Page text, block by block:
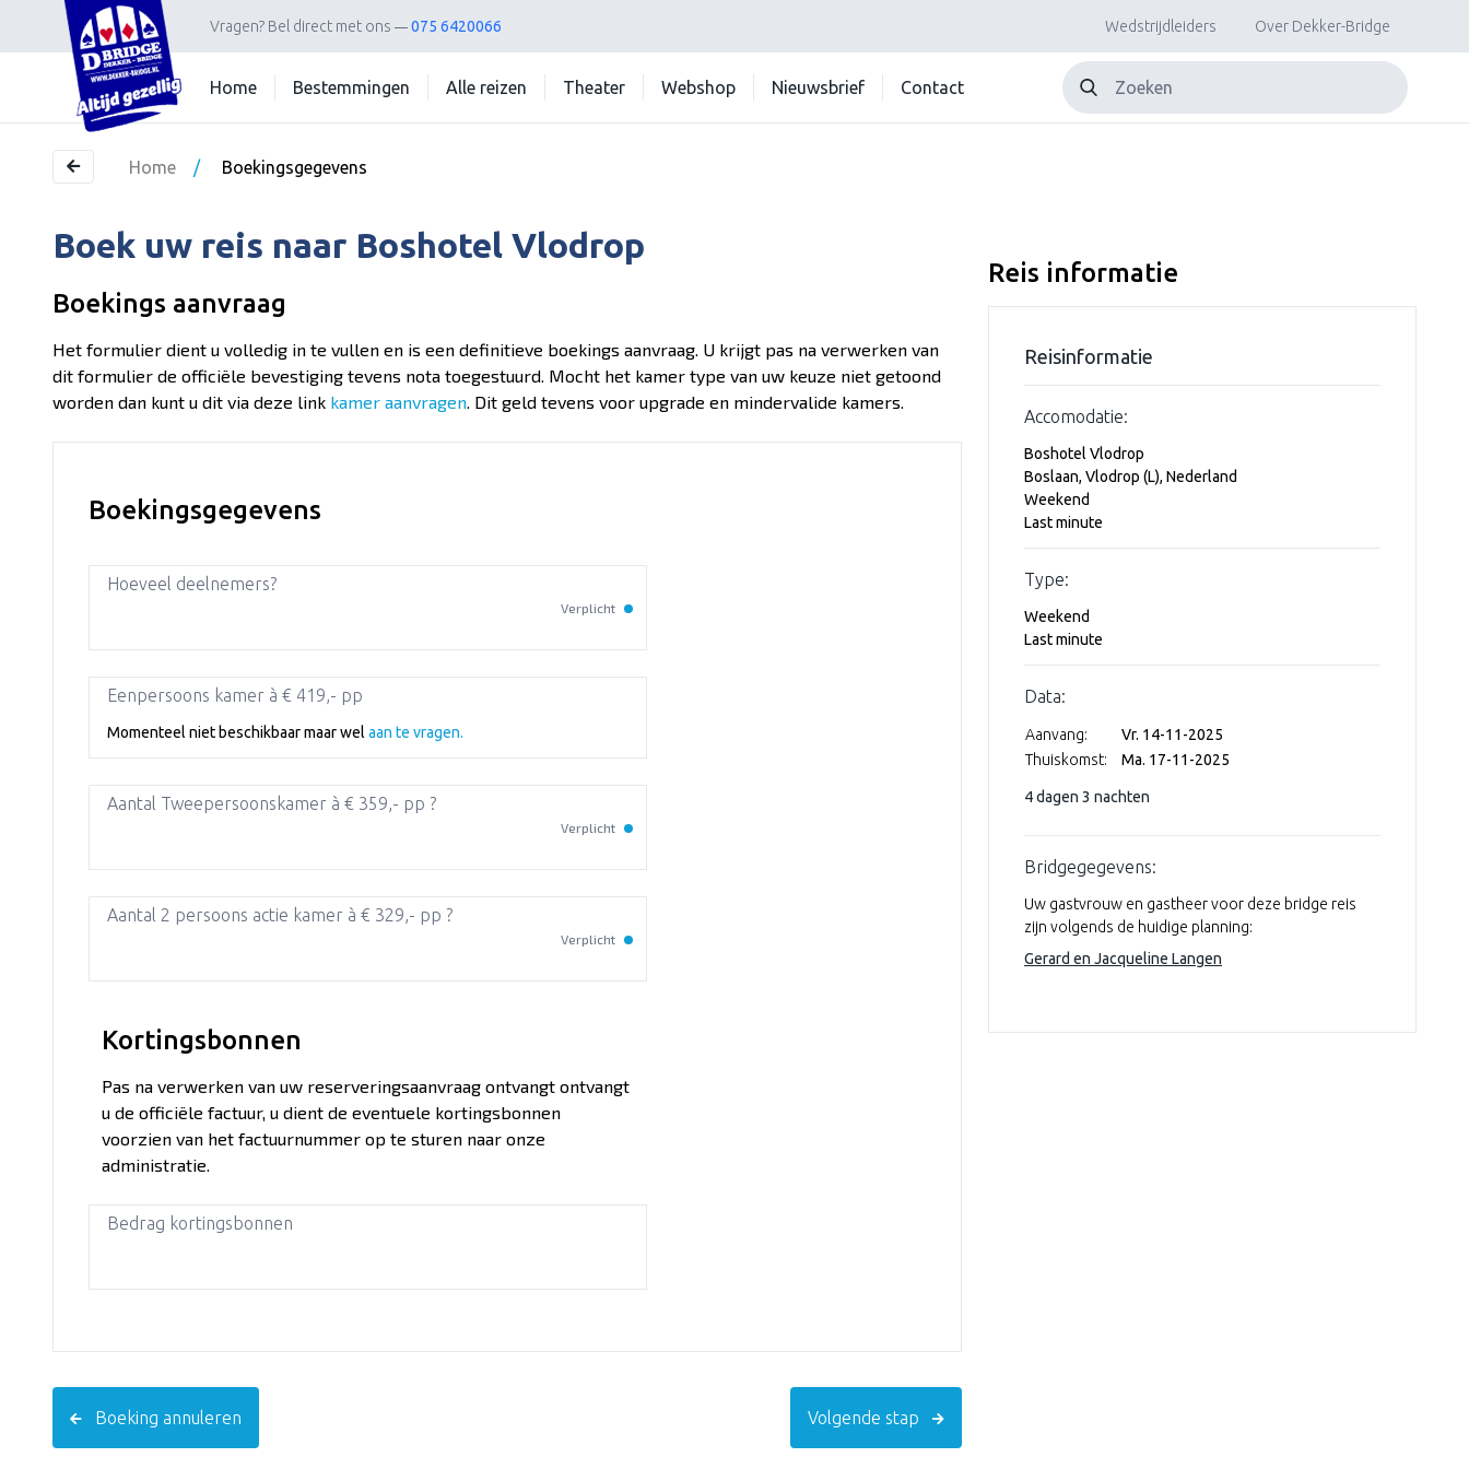
Vragen? Bel direct met ons 075 6420066 Wedstrijdleiders Over Dekker-Bridge
Home Bestemmingen Alle reizen Theater Webshop Nieuwsbrief Contact
Home / Boekingsgegevens
Boek uw reis naar Boshotel Vlodrop
Boekings aanvraag
Het formulier dient u volledig in te vullen en is een definitieve boekings aanvraag. U krijgt pas na verwerken van
dit formulier de officiële bevestiging tevens nota toegestuurd. Mocht het kamer type van uw keuze niet getoond
worden dan kunt u dit via deze link kamer aanvragen. Dit geld tevens voor upgrade en mindervalide kamers.
Boekingsgegevens
Hoeveel deelnemers?
Verplicht
Eenpersoons kamer à € 419,- pp
Momenteel niet beschikbaar maar wel aan te vragen.
Aantal Tweepersoonskamer à € 359,- pp ?
Verplicht
Aantal 2 persoons actie kamer à € 329,- pp ?
Verplicht
Kortingsbonnen
Pas na verwerken van uw reserveringsaanvraag ontvangt ontvangt
u de officiële factuur, u dient de eventuele kortingsbonnen
voorzien van het factuurnummer op te sturen naar onze
administratie.
Bedrag kortingsbonnen
Reis informatie
Reisinformatie
Accomodatie:
Boshotel Vlodrop
Boslaan, Vlodrop (L), Nederland
Weekend
Last minute
Type:
Weekend
Last minute
Data:
Aanvang:
Vr. 14-11-2025
Thuiskomst:
Ma. 17-11-2025
4 dagen 3 nachten
Bridgegegevens:
Uw gastvrouw en gastheer voor deze bridge reis
zijn volgends de huidige planning:
Gerard en Jacqueline Langen
Boeking annuleren Volgende stap